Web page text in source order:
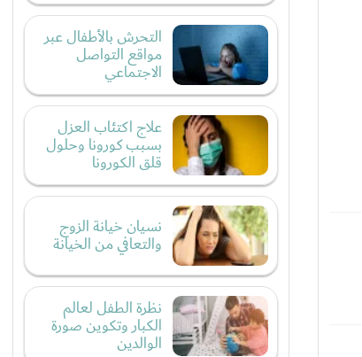
التحرش بالأطفال عبر
مواقع التواصل
الاجتماعي
علاج اكتئاب العزل
بسبب كورونا وحلول
قلق الكورونا
نسيان خيانة الزوج
والتعافي من الخيانة
نظرة الطفل لعالم
الكبار وتكوين صورة
الوالدين